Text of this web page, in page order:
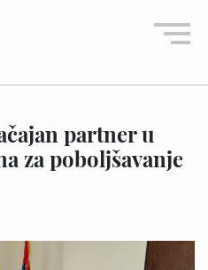
partner u
za poboljšavanje